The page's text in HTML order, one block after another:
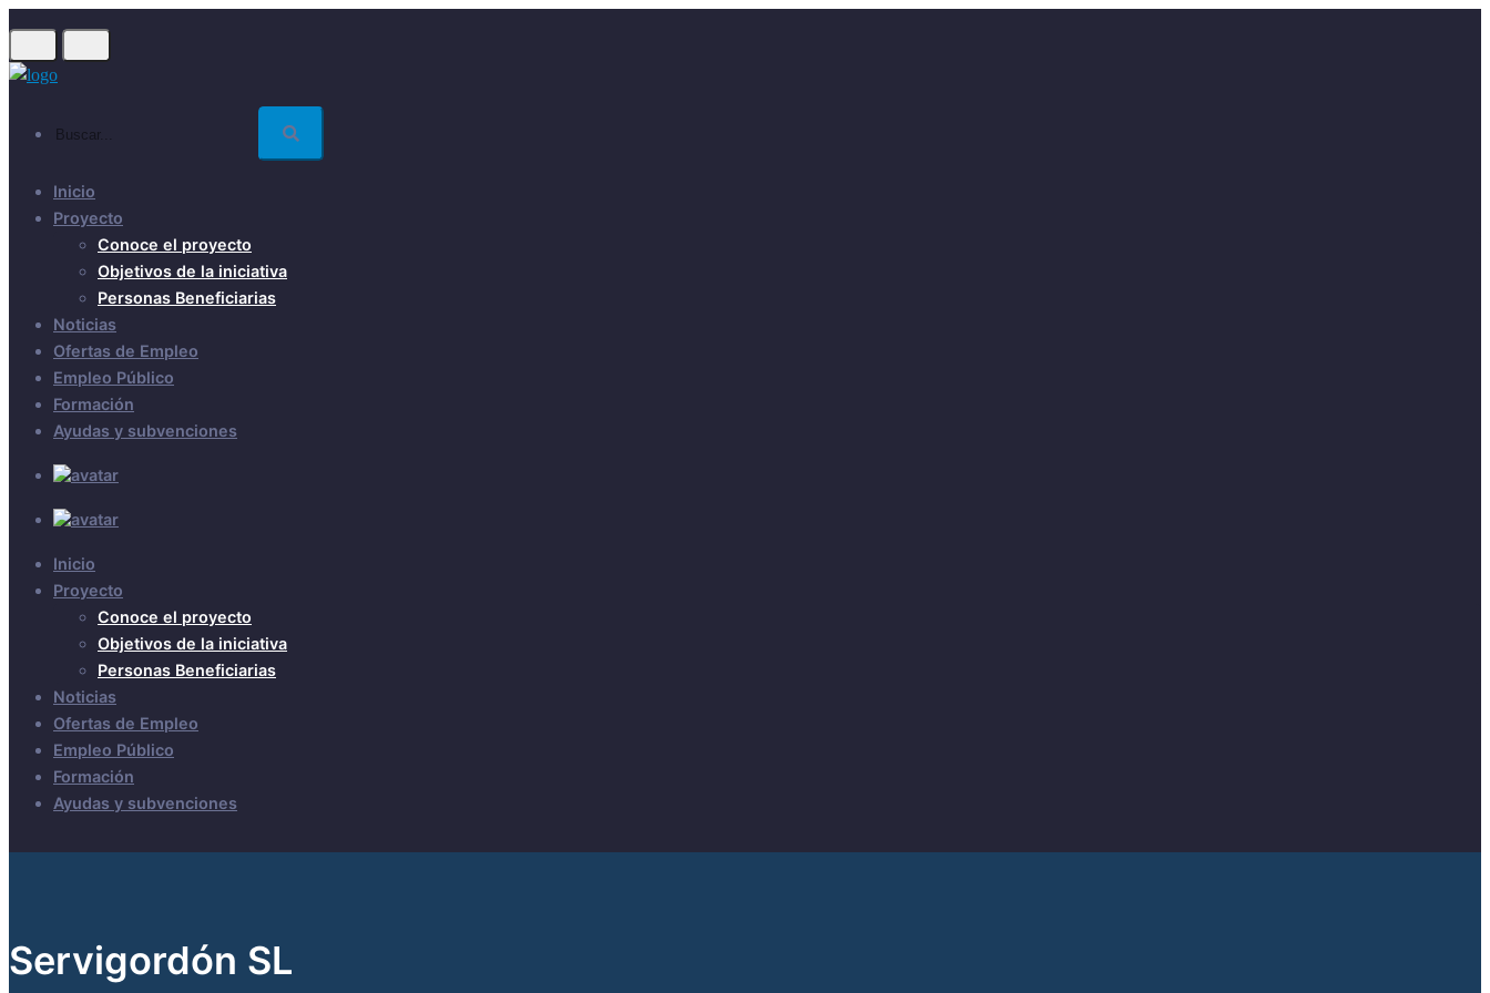
main
Inicio
Proyecto
Conoce el proyecto
Objetivos de la iniciativa
Personas Beneficiarias
Noticias
Ofertas de Empleo
Empleo Público
Formación
Ayudas y subvenciones
Inicio
Proyecto
Conoce el proyecto
Objetivos de la iniciativa
Personas Beneficiarias
Noticias
Ofertas de Empleo
Empleo Público
Formación
Ayudas y subvenciones
Servigordón SL